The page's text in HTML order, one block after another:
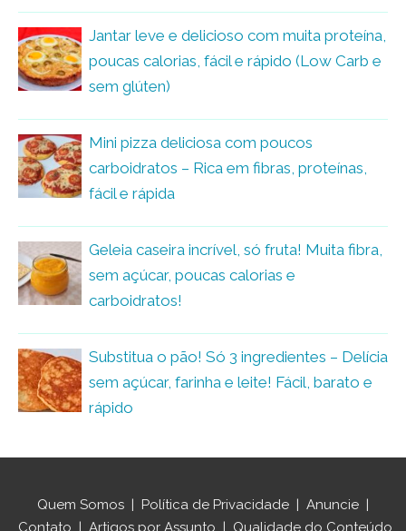
Jantar leve e delicioso com muita proteína,
poucas calorias, fácil e rápido (Low Carb e
sem glúten)
Mini pizza deliciosa com poucos
carboidratos – Rica em fibras, proteínas,
fácil e rápida
Geleia caseira incrível, só fruta! Muita fibra,
sem açúcar, poucas calorias e
carboidratos!
Substitua o pão! Só 3 ingredientes – Delícia
sem açúcar, farinha e leite! Fácil, barato e
rápido
Quem Somos | Política de Privacidade | Anuncie |
Contato | Artigos por Assunto | Qualidade do Conteúdo